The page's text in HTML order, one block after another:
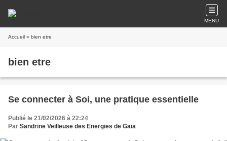
MENU
Accueil » bien etre
bien etre
Se connecter à Soi, une pratique essentielle
Publié le 21/02/2026 à 22:24
Par Sandrine Veilleuse des Energies de Gaïa